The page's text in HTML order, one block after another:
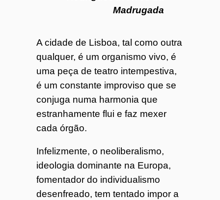
Madrugada
A cidade de Lisboa, tal como outra
qualquer, é um organismo vivo, é
uma peça de teatro intempestiva,
é um constante improviso que se
conjuga numa harmonia que
estranhamente flui e faz mexer
cada órgão.
Infelizmente, o neoliberalismo,
ideologia dominante na Europa,
fomentador do individualismo
desenfreado, tem tentado impor a